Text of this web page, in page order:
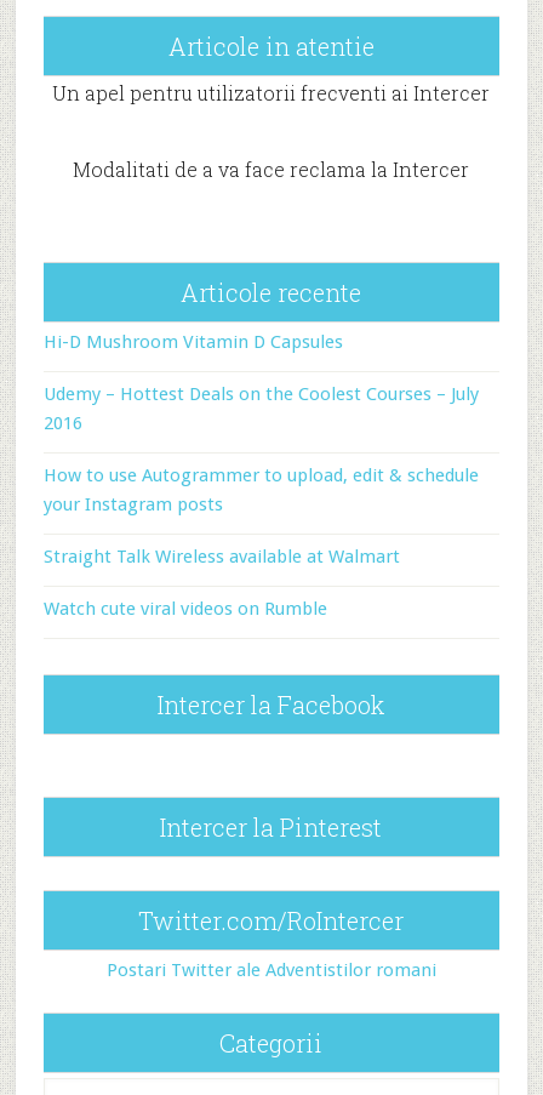
Articole in atentie
Un apel pentru utilizatorii frecventi ai Intercer
Modalitati de a va face reclama la Intercer
Articole recente
Hi-D Mushroom Vitamin D Capsules
Udemy – Hottest Deals on the Coolest Courses – July
2016
How to use Autogrammer to upload, edit & schedule
your Instagram posts
Straight Talk Wireless available at Walmart
Watch cute viral videos on Rumble
Intercer la Facebook
Intercer la Pinterest
Twitter.com/RoIntercer
Postari Twitter ale Adventistilor romani
Categorii